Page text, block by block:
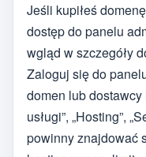
Jeśli kupiłeś
dostęp do panelu
wgląd w szczegóły
Zaloguj się do
domen lub
usługi”, „Hosting”,
powinny znajdować